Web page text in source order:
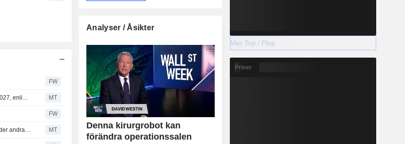
FW
MT
FW
MT
Analyser / Åsikter
Denna kirurgrobot kan
förändra operationssalen
Mer Top / Flop
Priser